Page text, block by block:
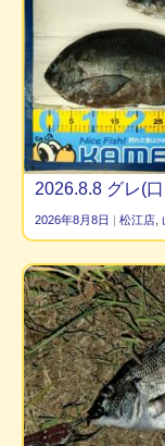
2026.8.8 グレ(
2026年8月8日 | 松江店